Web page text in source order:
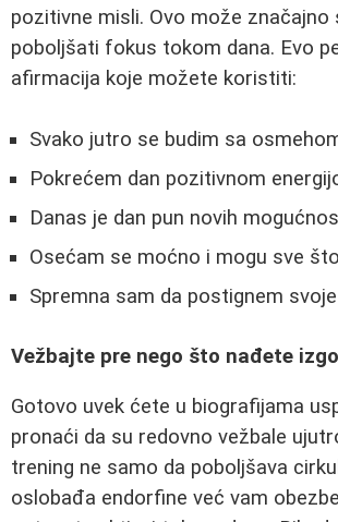
pozitivne misli. Ovo može
poboljšati fokus tokom dana. Evo
afirmacija koje možete koristiti:
Svako jutro se budim sa
Pokrećem dan pozitivnom
Danas je dan pun novih
Osećam se moćno i mogu sve
Spremna sam da postignem
Vežbajte pre nego što nađete
Gotovo uvek ćete u biografijama
pronaći da su redovno vežbale
trening ne samo da poboljšava
oslobađa endorfine već vam